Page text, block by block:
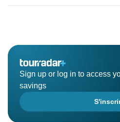
Sign up or log in to access
savings